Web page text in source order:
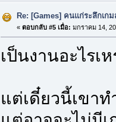
Re: [Games] คนแก่ระลึกเกม
« ตอบกลับ #5 เมื่อ: มกราคม 14,
เป็นงานอะไรเ
แต่เดี๋ยวนี้เขา